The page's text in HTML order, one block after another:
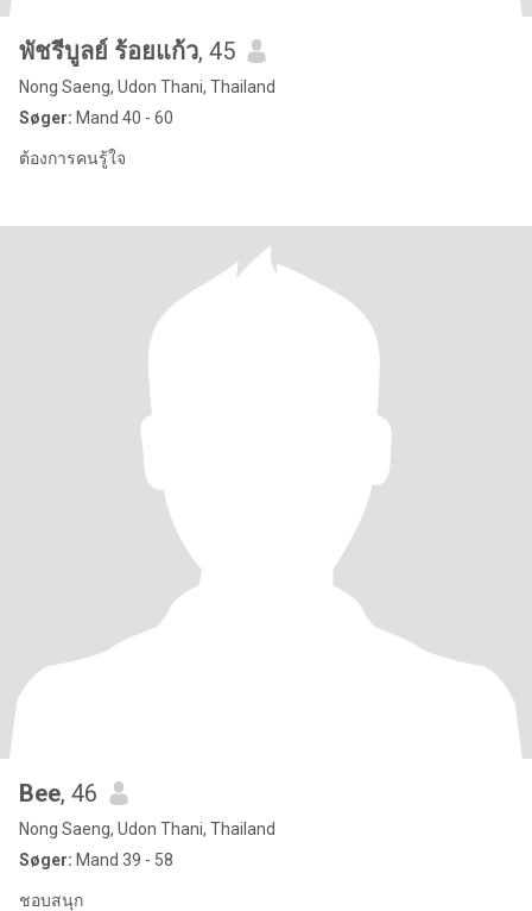
พัชรีบูลย์ ร้อยแก้ว, 45
Nong Saeng, Udon Thani, Thailand
Søger: Mand 40 - 60
ต้องการคนรู้ใจ
Bee, 46
Nong Saeng, Udon Thani, Thailand
Søger: Mand 39 - 58
ชอบสนุก